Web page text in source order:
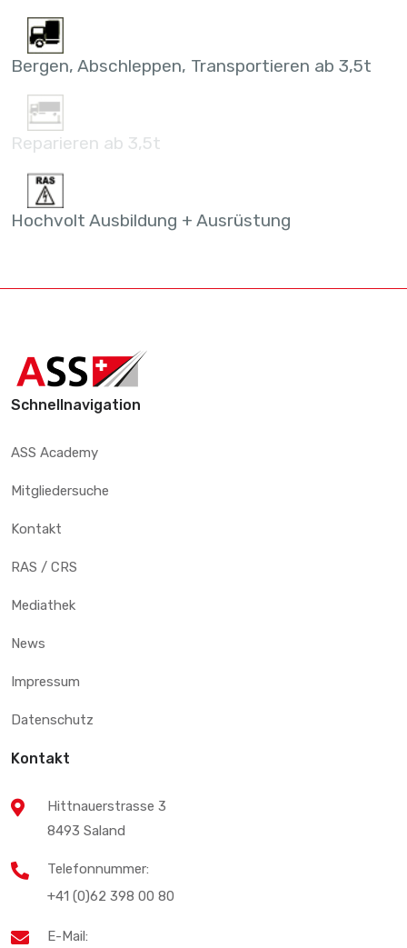
Bergen, Abschleppen, Transportieren ab 3,5t
Reparieren ab 3,5t
Hochvolt Ausbildung + Ausrüstung
Schnellnavigation
ASS Academy
Mitgliedersuche
Kontakt
RAS / CRS
Mediathek
News
Impressum
Datenschutz
Kontakt
Hittnauerstrasse 3
8493 Saland
Telefonnummer:
+41 (0)62 398 00 80
E-Mail: